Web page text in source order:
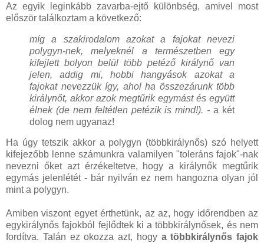
Az egyik leginkább zavarba-ejtő különbség, amivel most
először találkoztam a következő:
míg a szakirodalom azokat a fajokat nevezi
polygyn-nek, melyeknél a természetben egy
kifejlett bolyon belül több petéző királynő van
jelen, addig mi, hobbi hangyások azokat a
fajokat nevezzük így, ahol ha összezárunk több
királynőt, akkor azok megtűrik egymást és együtt
élnek (de nem feltétlen petézik is mind!). -a két
dolog nem ugyanaz!
Ha úgy tetszik akkor a polygyn (többkirálynős) szó helyett
kifejezőbb lenne számunkra valamilyen "toleráns fajok"-nak
nevezni őket azt érzékeltetve, hogy a királynők megtűrik
egymás jelenlétét - bár nyilván ez nem hangozna olyan jól
mint a polygyn.
Amiben viszont egyet érthetünk, az az, hogy időrendben az
egykirálynős fajokból fejlődtek ki a többkirálynősek, és nem
fordítva. Talán ez okozza azt, hogy a többkirálynős fajok